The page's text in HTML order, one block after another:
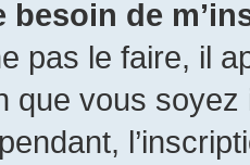
besoin de
pas le faire, il
que vous